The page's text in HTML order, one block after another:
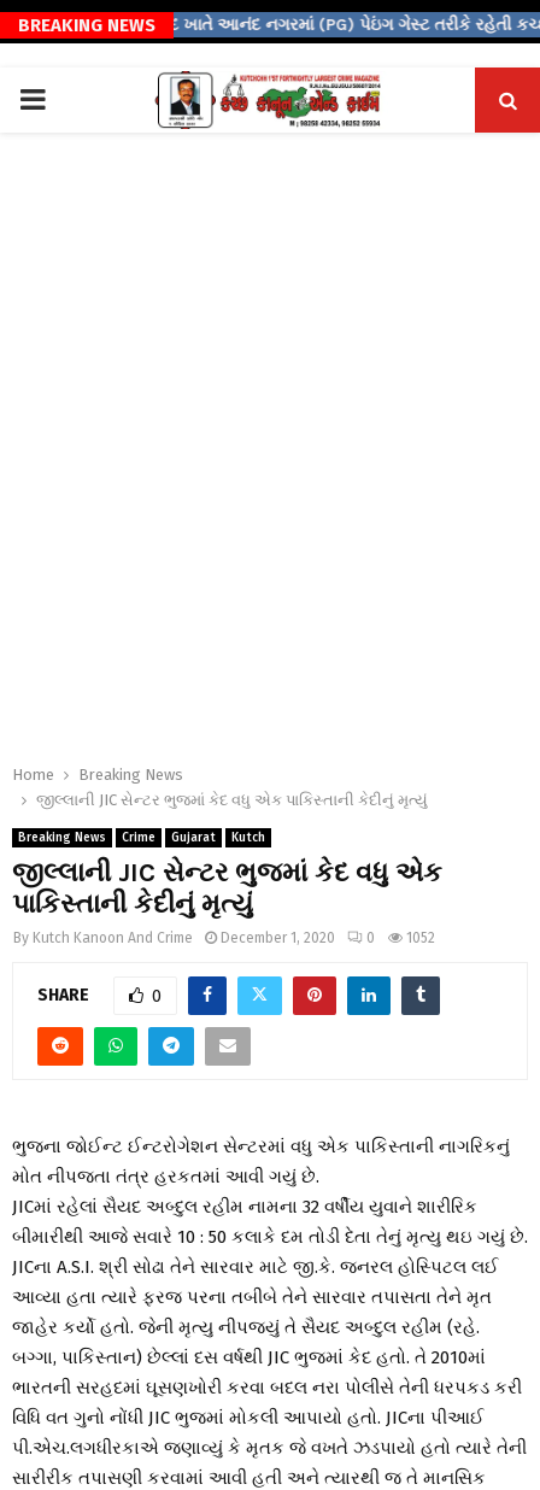
BREAKING NEWS
⇝ અમદાવાદ ખાતે આનંદ નગરમાં (PG) પેઇંગ ગેસ્ટ તરીકે રહેતી કચ્છી…
PRIMARY
Home
Breaking News
જીલ્લાની JIC સેન્ટર ભુજમાં કેદ વધુ એક પાકિસ્તાની કેદીનું મૃત્યું
Breaking News Crime Gujarat Kutch
જીલ્લાની JIC સેન્ટર ભુજમાં કેદ વધુ એક
પાકિસ્તાની કેદીનું મૃત્યું
By Kutch Kanoon And Crime December 1, 2020 0 1052
SHARE 0
ભુજના જોઈન્ટ ઈન્ટરોગેશન સેન્ટરમાં વધુ એક પાકિસ્તાની નાગરિકનું
મોત નીપજતા તંત્ર હરકતમાં આવી ગયું છે.
JICમાં રહેલાં સૈયદ અબ્દુલ રહીમ નામના 32 વર્ષીય યુવાને શારીરિક
બીમારીથી આજે સવારે 10 : 50 કલાકે દમ તોડી દેતા તેનું મૃત્યુ થઇ ગયું છે.
JICના A.S.I. શ્રી સોઢા તેને સારવાર માટે જી.કે. જનરલ હોસ્પિટલ લઈ
આવ્યા હતા ત્યારે ફરજ પરના તબીબે તેને સારવાર તપાસતા તેને મૃત
જાહેર કર્યો હતો. જેની મૃત્યુ નીપજ્યું તે સૈયદ અબ્દુલ રહીમ (રહે.
બગ્ગા, પાકિસ્તાન) છેલ્લાં દસ વર્ષથી JIC ભુજમાં કેદ હતો. તે 2010માં
ભારતની સરહદમાં ઘૂસણખોરી કરવા બદલ નરા પોલીસે તેની ધરપકડ કરી
વિધિ વત ગુનો નોંધી JIC ભુજમાં મોકલી આપાયો હતો. JICના પીઆઈ
પી.એચ.લગધીરકાએ જણાવ્યું કે મૃતક જે વખતે ઝડપાયો હતો ત્યારે તેની
સારીરીક તપાસણી કરવામાં આવી હતી અને ત્યારથી જ તે માનસિક